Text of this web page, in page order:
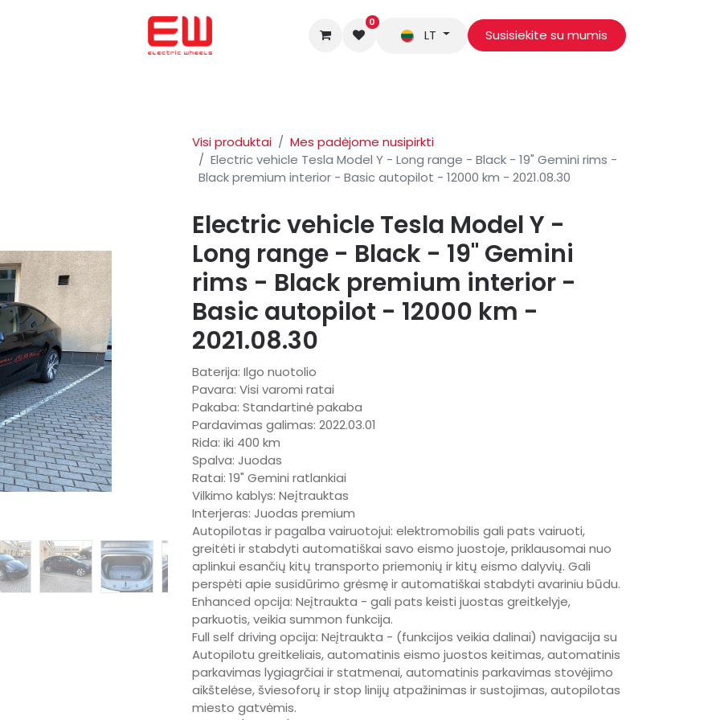
0
LT Susisiekite su mumis
Visi produktai
Mes padėjome nusipirkti
Electric vehicle Tesla Model Y - Long range - Black - 19" Gemini rims -
Black premium interior - Basic autopilot - 12000 km - 2021.08.30
Electric vehicle Tesla Model Y -
Long range - Black - 19" Gemini
rims - Black premium interior -
Basic autopilot - 12000 km -
2021.08.30
Baterija: Ilgo nuotolio
Pavara: Visi varomi ratai
Pakaba: Standartinė pakaba
Pardavimas galimas: 2022.03.01
Rida: iki 400 km
Spalva: Juodas
Ratai: 19" Gemini ratlankiai
Vilkimo kablys: Neįtrauktas
Interjeras: Juodas premium
Autopilotas ir pagalba vairuotojui: elektromobilis gali pats vairuoti,
greitėti ir stabdyti automatiškai savo eismo juostoje, priklausomai nuo
aplinkui esančių kitų transporto priemonių ir kitų eismo dalyvių. Gali
perspėti apie susidūrimo grėsmę ir automatiškai stabdyti avariniu būdu.
Enhanced opcija: Nеįtraukta - gali pats keisti juostas greitkelyje,
parkuotis, veikia summon funkcija.
Full self driving opcija: Nеįtraukta - (funkcijos veikia dalinai) navigacija su
Autopilotu greitkeliais, automatinis eismo juostos keitimas, automatinis
parkavimas lygiagrčiai ir statmenai, automatinis parkavimas stovėjimo
aikštelėse, šviesoforų ir stop linijų atpažinimas ir sustojimas, autopilotas
miesto gatvėmis.